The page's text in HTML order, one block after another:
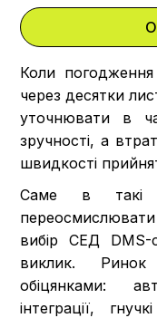
Коли
через десятки
уточнювати в
зручності, а
швидкості
Саме в такі
переосмислювати
вибір СЕД
виклик. Ринок
обіцянками:
інтеграції,